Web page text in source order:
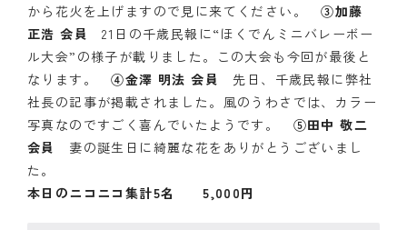
木曜会
組織図
クラブのあゆみ
クラブの歴史
歴代会長・幹事
から花火を上げますので見に来てください。③加藤
正浩 会員
21日の千歳民報に“ほくでんミニバレーボー
ル大会”の様子が載りました。この大会も今回が最後と
なります。④金澤 明法 会員
先日、千歳民報に弊社
社長の記事が掲載されました。風のうわさでは、カラー
写真なのですごく喜んでいたようです。 ⑤田中 敬二
会員
妻の誕生日に綺麗な花をありがとうございまし
た。
本日のニコニコ集計5名 5,000円